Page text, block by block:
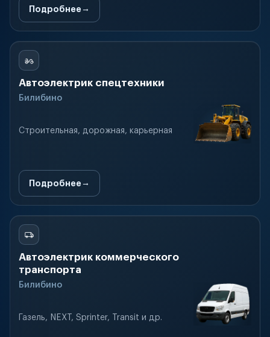
Подробнее
Автоэлектрик спецтехники
Билибино
Строительная, дорожная, карьерная
Подробнее
Автоэлектрик коммерческого
транспорта
Билибино
Газель, NEXT, Sprinter, Transit и др.